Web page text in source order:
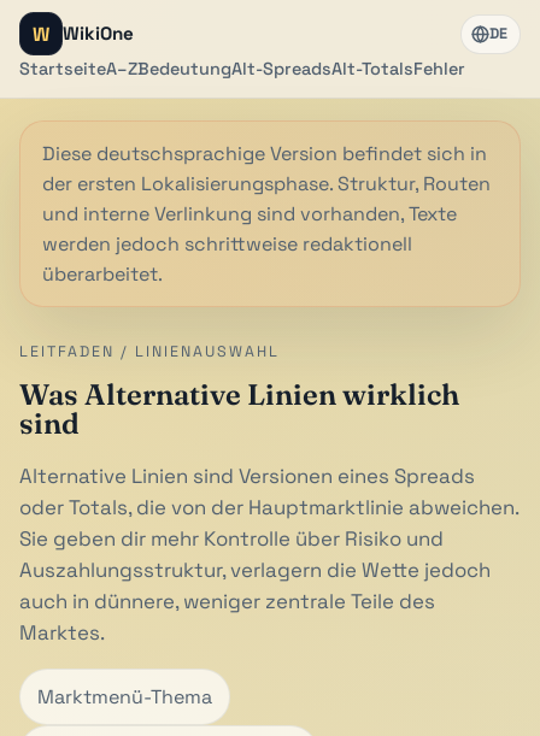
W WikiOne
StartseiteA–ZBedeutungAlt-SpreadsAlt-TotalsFehler
DE
Diese deutschsprachige Version befindet sich in
der ersten Lokalisierungsphase. Struktur, Routen
und interne Verlinkung sind vorhanden, Texte
werden jedoch schrittweise redaktionell
überarbeitet.
LEITFADEN / LINIENAUSWAHL
Was Alternative Linien wirklich
sind
Alternative Linien sind Versionen eines Spreads
oder Totals, die von der Hauptmarktlinie abweichen.
Sie geben dir mehr Kontrolle über Risiko und
Auszahlungsstruktur, verlagern die Wette jedoch
auch in dünnere, weniger zentrale Teile des
Marktes.
Marktmenü-Thema